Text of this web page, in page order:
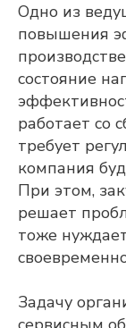
Одно из
повышения
состояние
работает со
требует
компания
При этом,
решает
тоже
Задачу